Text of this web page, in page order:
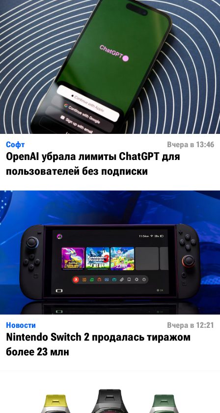
Софт Вчера в 13:46
OpenAI убрала лимиты ChatGPT для
пользователей без подписки
Новости Вчера в 12:21
Nintendo Switch 2 продалась тиражом
более 23 млн